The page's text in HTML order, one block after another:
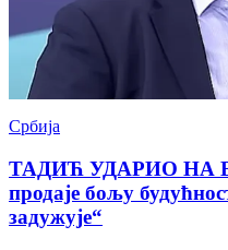
Србија
ТАДИЋ УДАРИО НА
продаје бољу
задужује“